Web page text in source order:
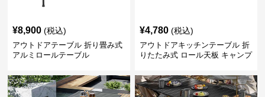
¥8,900 (税込)
アウトドアテーブル 折り畳み式
アルミロールテーブル
¥4,780 (税込)
アウトドアキッチンテーブル 折
りたたみ式 ロール天板 キャンプ